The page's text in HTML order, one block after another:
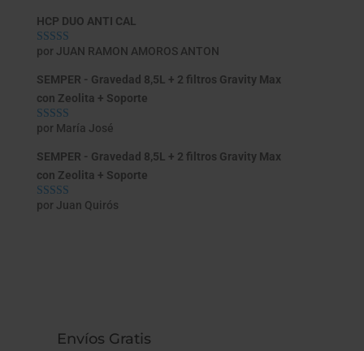
HCP DUO ANTI CAL
Valorado con
por JUAN RAMON AMOROS ANTON
SEMPER - Gravedad 8,5L + 2 filtros Gravity Max
con Zeolita + Soporte
Valorado con
por María José
SEMPER - Gravedad 8,5L + 2 filtros Gravity Max
con Zeolita + Soporte
Valorado con
por Juan Quirós
Envíos Gratis